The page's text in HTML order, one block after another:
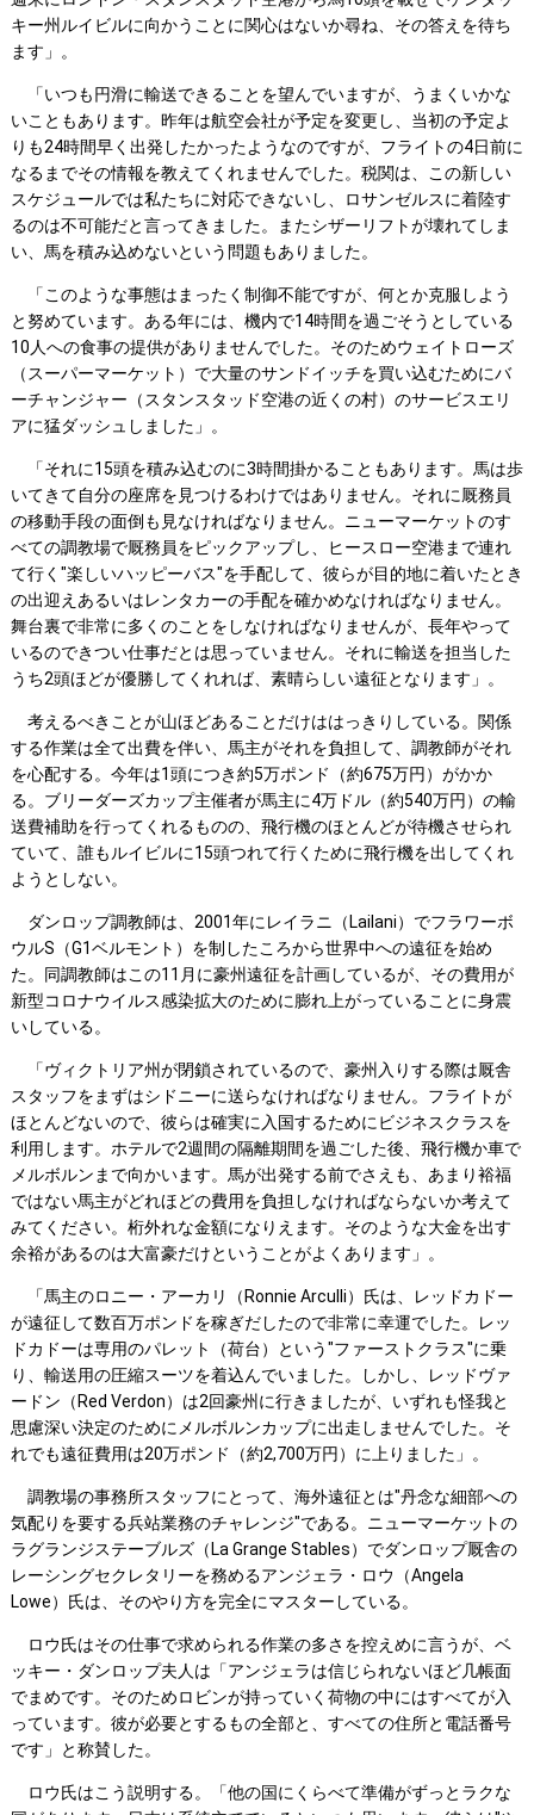
キー州ルイビルに向かうことに関心はないか尋ね、その答えを待ち
ます」。
「いつも円滑に輸送できることを望んでいますが、うまくいかな
いこともあります。昨年は航空会社が予定を変更し、当初の予定よ
りも24時間早く出発したかったようなのですが、フライトの4日前に
なるまでその情報を教えてくれませんでした。税関は、この新しい
スケジュールでは私たちに対応できないし、ロサンゼルスに着陸す
るのは不可能だと言ってきました。またシザーリフトが壊れてしま
い、馬を積み込めないという問題もありました。
「このような事態はまったく制御不能ですが、何とか克服しよう
と努めています。ある年には、機内で14時間を過ごそうとしている
10人への食事の提供がありませんでした。そのためウェイトローズ
（スーパーマーケット）で大量のサンドイッチを買い込むためにバ
ーチャンジャー（スタンスタッド空港の近くの村）のサービスエリ
アに猛ダッシュしました」。
「それに15頭を積み込むのに3時間掛かることもあります。馬は歩
いてきて自分の座席を見つけるわけではありません。それに厩務員
の移動手段の面倒も見なければなりません。ニューマーケットのす
べての調教場で厩務員をピックアップし、ヒースロー空港まで連れ
て行く"楽しいハッピーバス"を手配して、彼らが目的地に着いたとき
の出迎えあるいはレンタカーの手配を確かめなければなりません。
舞台裏で非常に多くのことをしなければなりませんが、長年やって
いるのできつい仕事だとは思っていません。それに輸送を担当した
うち2頭ほどが優勝してくれれば、素晴らしい遠征となります」。
考えるべきことが山ほどあることだけははっきりしている。関係
する作業は全て出費を伴い、馬主がそれを負担して、調教師がそれ
を心配する。今年は1頭につき約5万ポンド（約675万円）がかか
る。ブリーダーズカップ主催者が馬主に4万ドル（約540万円）の輸
送費補助を行ってくれるものの、飛行機のほとんどが待機させられ
ていて、誰もルイビルに15頭つれて行くために飛行機を出してくれ
ようとしない。
ダンロップ調教師は、2001年にレイラニ（Lailani）でフラワーボ
ウルS（G1ベルモント）を制したころから世界中への遠征を始め
た。同調教師はこの11月に豪州遠征を計画しているが、その費用が
新型コロナウイルス感染拡大のために膨れ上がっていることに身震
いしている。
「ヴィクトリア州が閉鎖されているので、豪州入りする際は厩舎
スタッフをまずはシドニーに送らなければなりません。フライトが
ほとんどないので、彼らは確実に入国するためにビジネスクラスを
利用します。ホテルで2週間の隔離期間を過ごした後、飛行機か車で
メルボルンまで向かいます。馬が出発する前でさえも、あまり裕福
ではない馬主がどれほどの費用を負担しなければならないか考えて
みてください。桁外れな金額になりえます。そのような大金を出す
余裕があるのは大富豪だけということがよくあります」。
「馬主のロニー・アーカリ（Ronnie Arculli）氏は、レッドカドー
が遠征して数百万ポンドを稼ぎだしたので非常に幸運でした。レッ
ドカドーは専用のパレット（荷台）という"ファーストクラス"に乗
り、輸送用の圧縮スーツを着込んでいました。しかし、レッドヴァ
ードン（Red Verdon）は2回豪州に行きましたが、いずれも怪我と
思慮深い決定のためにメルボルンカップに出走しませんでした。そ
れでも遠征費用は20万ポンド（約2,700万円）に上りました」。
調教場の事務所スタッフにとって、海外遠征とは"丹念な細部への
気配りを要する兵站業務のチャレンジ"である。ニューマーケットの
ラグランジステーブルズ（La Grange Stables）でダンロップ厩舎の
レーシングセクレタリーを務めるアンジェラ・ロウ（Angela
Lowe）氏は、そのやり方を完全にマスターしている。
ロウ氏はその仕事で求められる作業の多さを控えめに言うが、ベ
ッキー・ダンロップ夫人は「アンジェラは信じられないほど几帳面
でまめです。そのためロビンが持っていく荷物の中にはすべてが入
っています。彼が必要とするもの全部と、すべての住所と電話番号
です」と称賛した。
ロウ氏はこう説明する。「他の国にくらべて準備がずっとラクな